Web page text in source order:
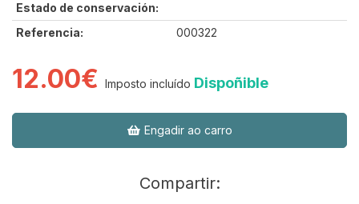
Estado de conservación:
Referencia:
000322
12.00€ Imposto incluído Dispoñible
Engadir ao carro
Compartir: